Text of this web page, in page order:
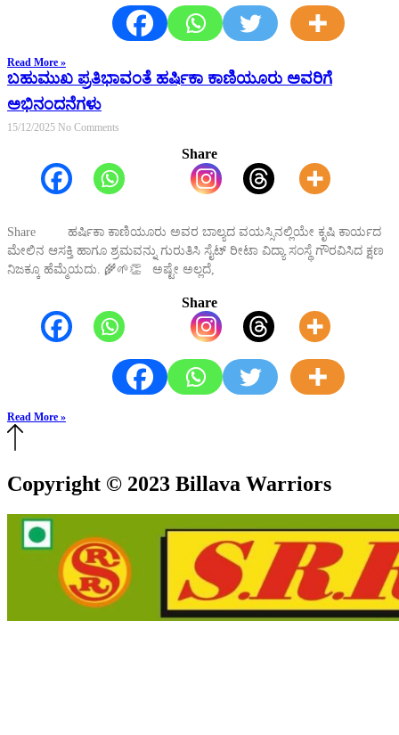
Read More »
ಬಹುಮುಖ ಪ್ರತಿಭಾವಂತೆ ಹರ್ಷಿಕಾ ಕಾಣಿಯೂರು ಅವರಿಗೆ
ಅಭಿನಂದನೆಗಳು
15/12/2025 No Comments
Share
Share ಹರ್ಷಿಕಾ ಕಾಣಿಯೂರು ಅವರ ಬಾಲ್ಯದ ವಯಸ್ಸಿನಲ್ಲಿಯೇ ಕೃಷಿ ಕಾರ್ಯದ
ಮೇಲಿನ ಆಸಕ್ತಿ ಹಾಗೂ ಶ್ರಮವನ್ನು ಗುರುತಿಸಿ ಸೈಟ್ ರೀಟಾ ವಿದ್ಯಾ ಸಂಸ್ಥೆ ಗೌರವಿಸಿದ ಕ್ಷಣ
ನಿಜಕ್ಕೂ ಹೆಮ್ಮೆಯದು. 🌾🌱👏 ಅಷ್ಟೇ ಅಲ್ಲದೆ,
Share
Read More »
Copyright © 2023 Billava Warriors